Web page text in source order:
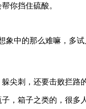
你挡住硫酸。
象中的那么难嘛，多试
尖刺，还要击败拦
，箱子之类的，很